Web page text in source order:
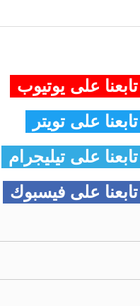
تابعنا على يوتيوب
تابعنا على تويتر
تابعنا على تيليجرام
تابعنا على فيسبوك